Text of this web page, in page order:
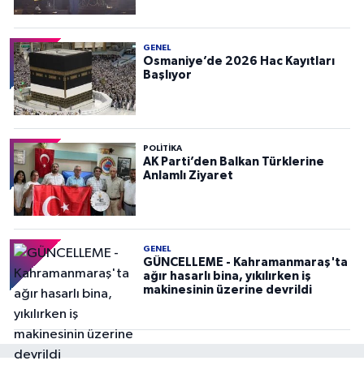
GENEL
Osmaniye’de 2026 Hac Kayıtları
Başlıyor
POLITIKA
AK Parti’den Balkan Türklerine
Anlamlı Ziyaret
GENEL
GÜNCELLEME - Kahramanmaraş'ta
ağır hasarlı bina, yıkılırken iş
makinesinin üzerine devrildi